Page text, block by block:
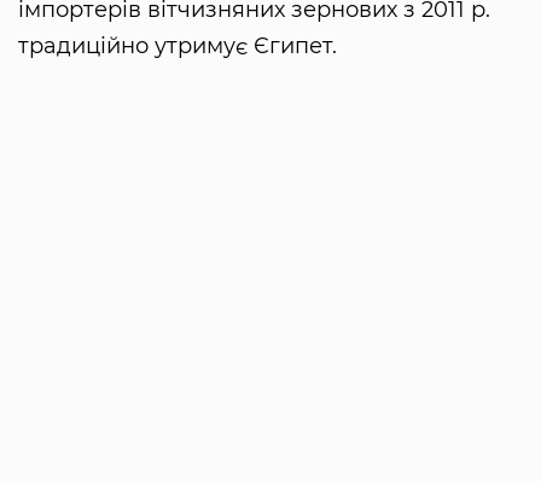
імпортерів вітчизняних зернових з 2011 р.
традиційно утримує Єгипет.